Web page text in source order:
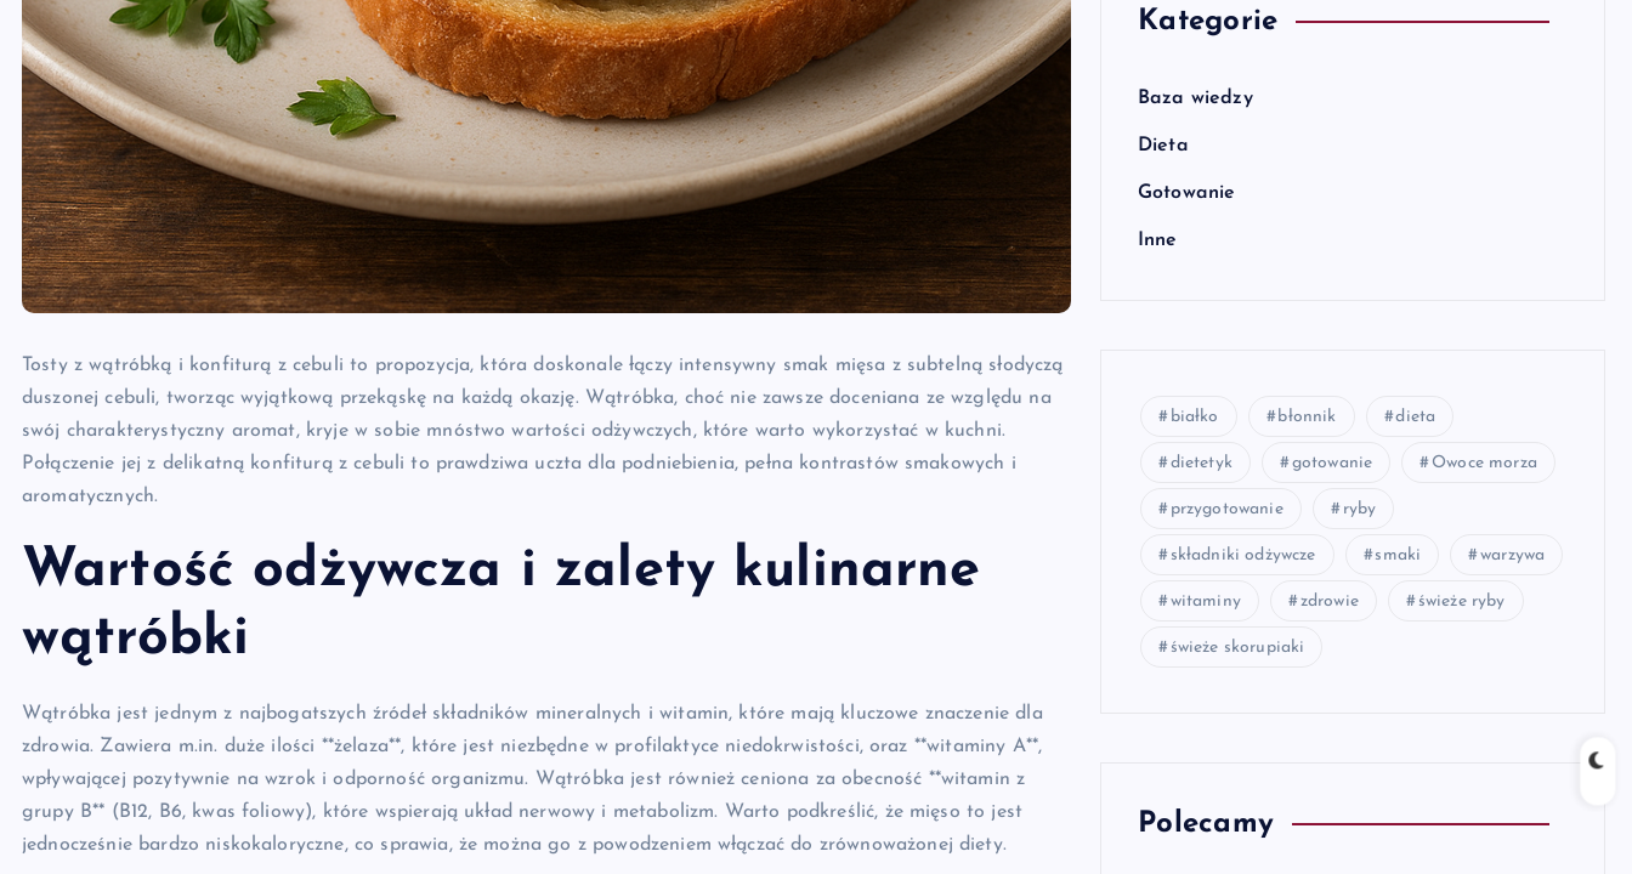
Tosty z wątróbką i konfiturą z cebuli to propozycja, która doskonale łączy intensywny smak mięsa z subtelną słodyczą
duszonej cebuli, tworząc wyjątkową przekąskę na każdą okazję. Wątróbka, choć nie zawsze doceniana ze względu na
swój charakterystyczny aromat, kryje w sobie mnóstwo wartości odżywczych, które warto wykorzystać w kuchni.
Połączenie jej z delikatną konfiturą z cebuli to prawdziwa uczta dla podniebienia, pełna kontrastów smakowych i
aromatycznych.
Wartość odżywcza i zalety kulinarne
wątróbki
Wątróbka jest jednym z najbogatszych źródeł składników mineralnych i witamin, które mają kluczowe znaczenie dla
zdrowia. Zawiera m.in. duże ilości **żelaza**, które jest niezbędne w profilaktyce niedokrwistości, oraz **witaminy A**,
wpływającej pozytywnie na wzrok i odporność organizmu. Wątróbka jest również ceniona za obecność **witamin z
grupy B** (B12, B6, kwas foliowy), które wspierają układ nerwowy i metabolizm. Warto podkreślić, że mięso to jest
jednocześnie bardzo niskokaloryczne, co sprawia, że można go z powodzeniem włączać do zrównoważonej diety.
Kategorie
Baza wiedzy
Dieta
Gotowanie
Inne
białko błonnik dieta
dietetyk gotowanie Owoce morza
przygotowanie ryby
składniki odżywcze smaki warzywa
witaminy zdrowie świeże ryby
świeże skorupiaki
Polecamy